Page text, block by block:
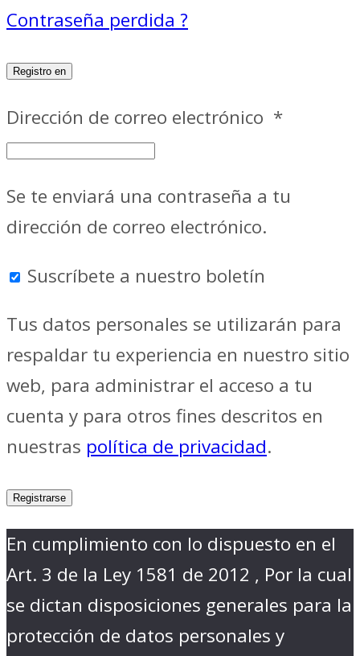
Contraseña perdida ?
Registro en
Dirección de correo electrónico *
Se te enviará una contraseña a tu
dirección de correo electrónico.
Suscríbete a nuestro boletín
Tus datos personales se utilizarán para
respaldar tu experiencia en nuestro sitio
web, para administrar el acceso a tu
cuenta y para otros fines descritos en
nuestras política de privacidad.
Registrarse
En cumplimiento con lo dispuesto en el
Art. 3 de la Ley 1581 de 2012 , Por la cual
se dictan disposiciones generales para la
protección de datos personales y